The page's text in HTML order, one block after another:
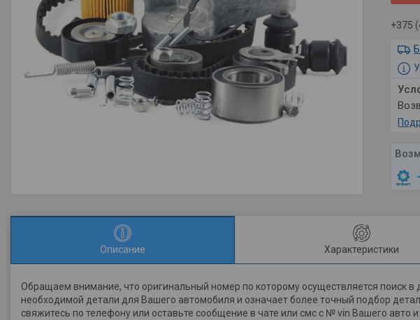
+375
Описание Характеристики
Обращаем внимание, что оригинальный номер по которому осуществляется поиск
необходимой детали для Вашего автомобиля и означает более точный подбор
свяжитесь по телефону или оставьте сообщение в чате или смс с № vin Вашего